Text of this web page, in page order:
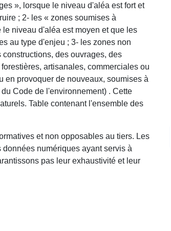
», lorsque le niveau d'aléa est fort et
; 2- les « zones soumises à
niveau d'aléa est moyen et que les
au type d'enjeu ; 3- les zones non
des ouvrages, des
artisanales, commerciales ou
en provoquer de nouveaux, soumises à
Code de l'environnement) . Cette
Table contenant l'ensemble des
et non opposables au tiers. Les
numériques ayant servis à
pas leur exhaustivité et leur